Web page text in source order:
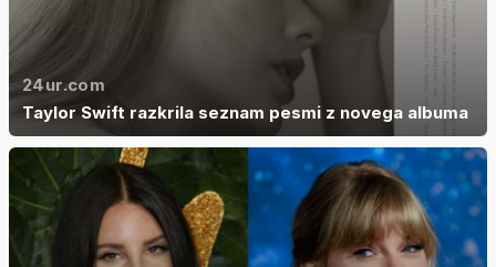
24ur.com
Taylor Swift razkrila seznam pesmi z novega albuma